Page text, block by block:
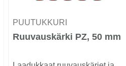
PUUTUKKURI
Ruuvauskärki PZ, 50 mm